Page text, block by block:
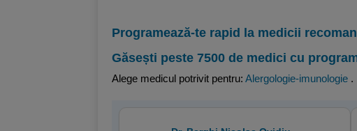
Programează-te rapid la medicii
Găsești peste 7500 de medici cu
Alege medicul potrivit pentru: Alergologie-imunologie .